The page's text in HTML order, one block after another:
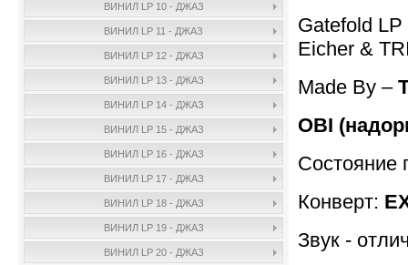
ВИНИЛ LP 10 - ДЖАЗ
ВИНИЛ LP 11 - ДЖАЗ
ВИНИЛ LP 12 - ДЖАЗ
ВИНИЛ LP 13 - ДЖАЗ
ВИНИЛ LP 14 - ДЖАЗ
ВИНИЛ LP 15 - ДЖАЗ
ВИНИЛ LP 16 - ДЖАЗ
ВИНИЛ LP 17 - ДЖАЗ
ВИНИЛ LP 18 - ДЖАЗ
ВИНИЛ LP 19 - ДЖАЗ
ВИНИЛ LP 20 - ДЖАЗ
Gatefold
Eicher &
Made By –
OBI
Состояние
Конверт:
Звук -